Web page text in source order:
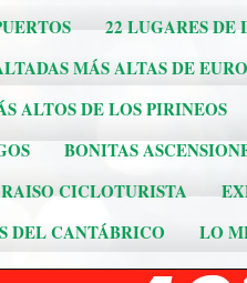
22 LUGARES DE
MÁS ALTAS DE
ALTOS DE LOS PIRINEOS
BONITAS
CICLOTURISTA
DEL CANTÁBRICO
LO